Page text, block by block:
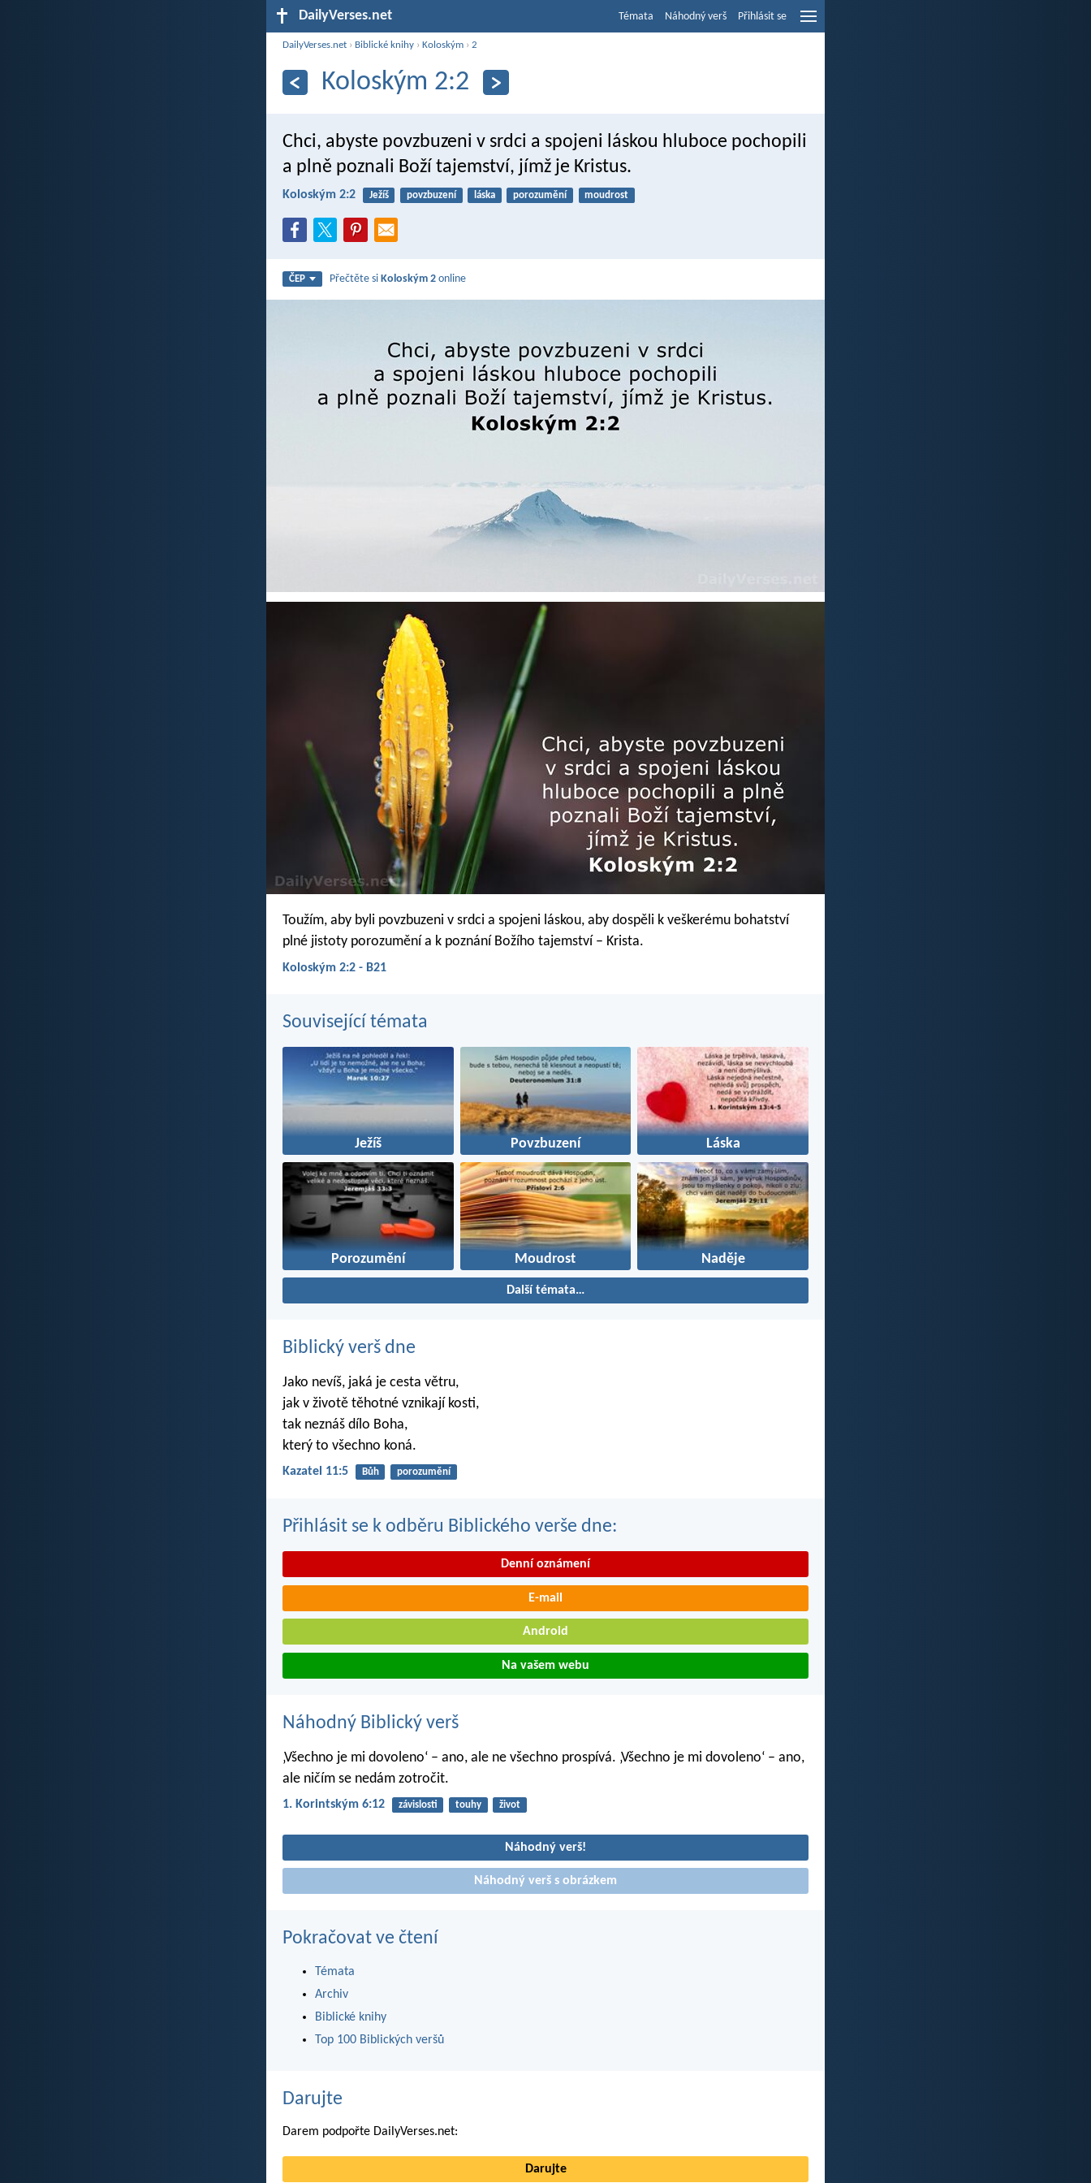
DailyVerses.net Témata Náhodný verš Přihlásit se
DailyVerses.net › Biblické knihy ›Koloským ›2
Koloským 2:2
Chci, abyste povzbuzeni v srdci a spojeni láskou hluboce pochopili
a plně poznali Boží tajemství, jímž je Kristus.
Koloským 2:2 Ježíš povzbuzení láska porozumění moudrost
ČEP Přečtěte siKoloským 2 online
Toužím, aby byli povzbuzeni v srdci a spojeni láskou, aby dospěli k veškerému bohatství
plné jistoty porozumění a k poznání Božího tajemství – Krista.
Koloským 2:2 - B21
Související témata
Ježíš Povzbuzení Láska
Porozumění Moudrost Naděje
Další témata…
Biblický verš dne
Jako nevíš, jaká je cesta větru,
jak v životě těhotné vznikají kosti,
tak neznáš dílo Boha,
který to všechno koná.
Kazatel 11:5 Bůh porozumění
Přihlásit se k odběru Biblického verše dne:
Denní oznámení
E-mail
Android
Na vašem webu
Náhodný Biblický verš
‚Všechno je mi dovoleno‘ – ano, ale ne všechno prospívá. ‚Všechno je mi dovoleno‘ – ano,
ale ničím se nedám zotročit.
1. Korintským 6:12 závislosti touhy život
Náhodný verš!
Náhodný verš s obrázkem
Pokračovat ve čtení
Témata
Archiv
Biblické knihy
Top 100 Biblických veršů
Darujte
Darem podpořte DailyVerses.net:
Darujte